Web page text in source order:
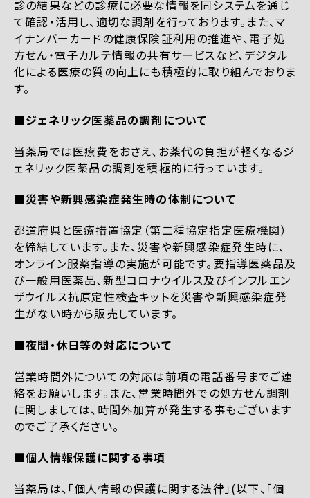
診の結果などの診療に必要な情報を同システムを通じ
て確認・活用し、適切な調剤を行っております。また、マ
イナンバーカードの健康保険証利用の推進や、電子処
方せん・電子カルテ情報の共有サービスなど、デジタル
化による医療の質の向上にも積極的に取り組んでおりま
す。
■ジェネリック医薬品の調剤について
当薬局では医療費をおさえ、お薬代の負担が軽くなるジ
ェネリック医薬品の調剤を積極的に行っています。
■災害や新興感染症発生時の体制について
都道府県と医療措置協定（第二種協定指定医療機関）
を締結しています。また、災害や新興感染症発生時に、
オンライン服薬指導の実施が可能です。要指導医薬品及
び一般用医薬品、新型コロナウイルス及びインフルエン
ザウイルス抗原定性検査キットを災害や新興感染症発
生がない時から販売しています。
■夜間・休日等の対応について
営業時間外についての対応は前項の電話番号までご連
絡をお願いします。また、営業時間外での処方せん調剤
に関しましては、時間外加算が発生する事もございます
のでご了承ください。
■個人情報保護に関する事項
当薬局は、「個人情報の保護に関する法律」(以下、「個